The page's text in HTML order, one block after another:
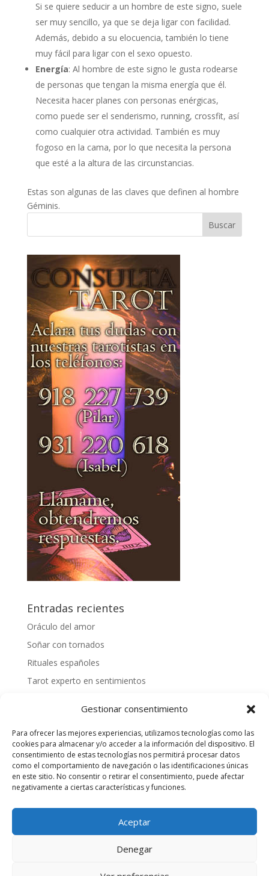
Gestionar consentimiento
Para ofrecer las mejores experiencias, utilizamos tecnologías como las
cookies para almacenar y/o acceder a la información del dispositivo. El
consentimiento de estas tecnologías nos permitirá procesar datos
como el comportamiento de navegación o las identificaciones únicas
en este sitio. No consentir o retirar el consentimiento, puede afectar
negativamente a ciertas características y funciones.
Aceptar
Denegar
Si se quiere seducir a un hombre de este signo, suele
ser muy sencillo, ya que se deja ligar con facilidad.
Además, debido a su elocuencia, también lo tiene
muy fácil para ligar con el sexo opuesto.
Energía: Al hombre de este signo le gusta rodearse
de personas que tengan la misma energía que él.
Necesita hacer planes con personas enérgicas,
como puede ser el senderismo, running, crossfit, así
como cualquier otra actividad. También es muy
fogoso en la cama, por lo que necesita la persona
que esté a la altura de las circunstancias.
Estas son algunas de las claves que definen al hombre
Géminis.
Entradas recientes
Oráculo del amor
Soñar con tornados
Rituales españoles
Tarot experto en sentimientos
¿Cómo hacer una tirada personalizada?
Videntes 20 años de experiencia
Tarotista honesta
Quiero saber mi suerte
Servicio de Entretenimiento para adultos, SOLO